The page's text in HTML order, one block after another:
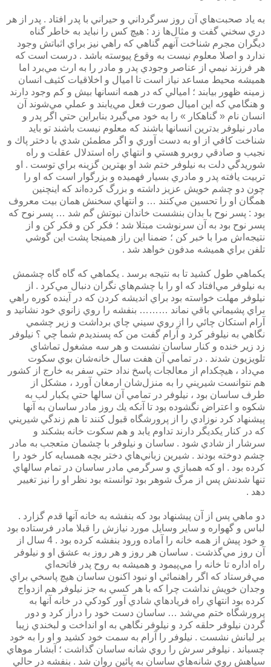
به ياد صحبت‌هاي آن روز سرگرداني و حيراني با پدر افتاد . پدر از هر
دري سخني گفت و مثال‌ها زد : هيچ كس را نبايد به خاطر گناه
ديگران مجرم شناخت آنهم گناهي كه راهي نيز براي اثباتش وجود
ندارد و اصلا معلوم نيست به وقوع پيوسته باشد . درست است كه
هر فرزند نيمي از عناصر وجودي پدر و مادر را به ارث مي‌برد اما
هميشه محيط مساعد نياز است تا اميال و اخلاقيات كثيف انسان
زمينه ظهور بيابند ؛ اميالي كه در همه انسانها بيش و كم وجود دارند
و هنگامي كه اين اميال صورت فعل مي‌يابند و عملي مي‌شوند آن
انسان نام « گناهكار » را به خود مي‌گيرد بنابراين حتي اگر پدر و
مادر نيلوفر بدترين انسانها باشند كه معلوم نيست باشند تو بايد
شناخت كافي از او به دست آوري و اگر مطمئن شدي با دختر پاك و
نجيب و صادقي روبرو هستي و انتهاي راه استدلال عقلت و راه
شوريدگي دلت به نيلوفر ختم شد او بهترين گزينه براي توست . او
تربيت يافته پدر و مادري بسيار فهميده و بزرگوار است كه او را
چون دو چشم خويش عزيز داشته و بزرگ كرده‌اند كه اينچنين
همگان او را تحسين مي‌كنند … و انتهاي سخنش همان بيت معروف
بود :‌ پسر نوح با بدان بنشست خاندان نبوتش گم شد … پسر نوح كه
پسر نوح بود به آن سرنوشت مبتلا شد ؛ فكر كن و فكر كن و از
نتيجه‌اش مرا با خبر كن ؛ ضمنا اين راز همينجا پشت اين گوشي
تلفن براي هميشه مدفون خواهد شد .
يكماهي طول كشيد تا به نتيجه برسد . يكماهي كه گاه گاه چشمش
به نيلوفر مي‌افتاد كه او را با چشم‌هاي نگران دنبال مي‌كرد . از
نيلوفر مهلت خواسته بود براي انديشه كردن كه در آينده كوره راهي
براي پشيماني باقي نماند ……… بنفشه را روي زانوي خود نشانيد و
آرام استكان چائي را از روي سيني چاي برداشت و زير چشمي
نگاهي به نيلوفر كرد و آرام گفت من كه پسنديدم شما چي ؟ نيلوفر
زد زير خنده و كنار ساسان نشست و هر سه مشغول تماشاي
تلويزيون شدند . در تمامي آن هفت سال خانه‌شان بوي سكوت
مي‌داد ، هيچكدام از معالجات پاسخ نداد حتي سفر به خارج از كشور
هم نتوانست شيريني را به منزل‌شان ارمغان آورد ، مشكل از
طرف ساسان بود ، نيلوفر در تمامي آن سالها حتي يكبار لب به
شكوه و اعتراض نگشوده بود تا آنكه يك روز مادر ساسان به آنها
پيشنهاد كرد نوزادي را از پرورشگاه قبول كنند تا هم زندگي شيريني
كه در كنار يكديگر دارند تداوم يابد و هم سكوت خانه بشكند و
سرشار از شادي شود . ساسان و نيلوفر با چشمان متعجب به مادر
چشم دوخته بودند . شيرين زباني‌هاي دختر بچه همسايه كار خود را
كرده بود . او كه همبازي و سرگرمي مادر ساسان در تمام سالهاي
تنها شدنش پس از مرگ شوهر بود توانسته بود نظر او را نيز تغيير
دهد .
دو ماهي پس از آن پيشنهاد بود كه بنفشه به خانه آنها قدم گزارد .
لباس و گهواره و ساير وسايل مورد نيازش را قبلا مادر فرستاده بود
و خود پيش از همه خانه را آماده ورود بنفشه كرده بود . 4 سال از
آن روز مي‌گذشت . ساسان هر روز و هر روز به عشق او و نيلوفر
راه اداره تا خانه را مي‌پيمود و هميشه به روح پدر فاتحه‌اي
مي‌فرستاد كه اگر راهنمائي او نبود اكنون ساسان هيچ پاسخي براي
وجدان خويش نداشت چرا كه با هر كسي به جز نيلوفر هم ازدواج
كرده بود انتهاي راه فريادهاي شادي آور كودكي در خانه آنها به
پرورشگاه ختم مي‌شد … ساسان دست خود را دراز كرد و دور
گردن نيلوفر حلقه كرد و نيلوفر نگاهي به او انداخت و لبخندي زيبا
بر لبانش نشست . نيلوفر را آرام به سمت خود كشيد و او را به خود
چسباند . نيلوفر سرش را روي شانه ساسان گذاشت ؛ آبشار موهاي
سياهش روي شانه‌هاي ساسان به پائين روان شد . بنفشه در حالي